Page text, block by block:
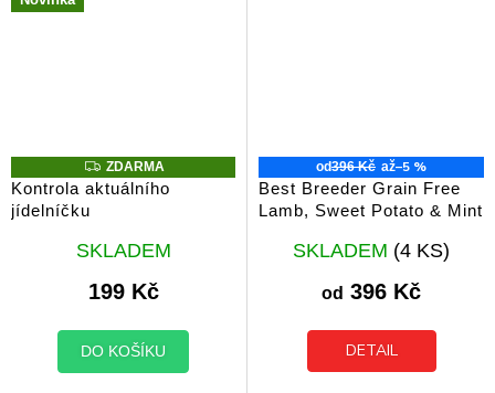
Z
D
A
A
ZDARMA
Kontrola aktuálního
jídelníčku
Průměrné
hodnocení
produktu
je
z
SKLADEM
199 Kč
DO KOŠÍKU
od396 Kč až–5 %
Best Breeder Grain Free
Lamb, Sweet Potato & Mint
Průměrné
hodnocení
produktu
je
z
SKLADEM (4 KS)
od 396 Kč
DETAIL